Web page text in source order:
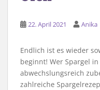
22. April 2021 Anika
Endlich ist es wieder
beginnt! Wer Spargel
abwechslungsreich
zahlreiche